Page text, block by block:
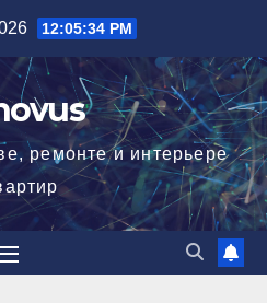
12:05:34 PM
ремонте и интерьере